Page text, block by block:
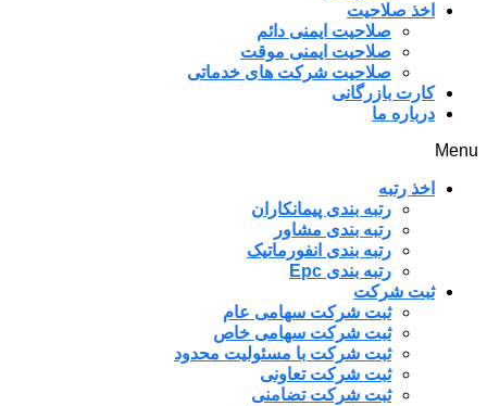
اخذ صلاحیت
صلاحیت ایمنی دائم
صلاحیت ایمنی موقت
صلاحیت شرکت های خدماتی
کارت بازرگانی
درباره ما
Menu
اخذ رتبه
رتبه بندی پیمانکاران
رتبه بندی مشاور
رتبه بندی انفورماتیک
رتبه بندی Epc
ثبت شرکت
ثبت شرکت سهامی عام
ثبت شرکت سهامی خاص
ثبت شرکت با مسئولیت محدود
ثبت شرکت تعاونی
ثبت شرکت تضامنی